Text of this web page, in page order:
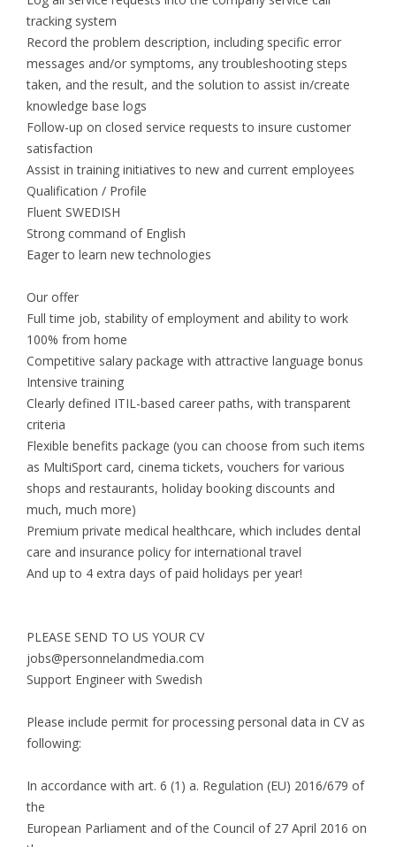
tracking system
Record the problem description, including specific error
messages and/or symptoms, any troubleshooting steps
taken, and the result, and the solution to assist in/create
knowledge base logs
Follow-up on closed service requests to insure customer
satisfaction
Assist in training initiatives to new and current employees
Qualification / Profile
Fluent SWEDISH
Strong command of English
Eager to learn new technologies
Our offer
Full time job, stability of employment and ability to work
100% from home
Competitive salary package with attractive language bonus
Intensive training
Clearly defined ITIL-based career paths, with transparent
criteria
Flexible benefits package (you can choose from such items
as MultiSport card, cinema tickets, vouchers for various
shops and restaurants, holiday booking discounts and
much, much more)
Premium private medical healthcare, which includes dental
care and insurance policy for international travel
And up to 4 extra days of paid holidays per year!
PLEASE SEND TO US YOUR CV
jobs@personnelandmedia.com
Support Engineer with Swedish
Please include permit for processing personal data in CV as
following:
In accordance with art. 6 (1) a. Regulation (EU) 2016/679 of
the
European Parliament and of the Council of 27 April 2016 on